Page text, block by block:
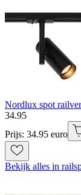
Nordlux spot
34.95
Prijs: 34.95 euro
Bekijk alles in